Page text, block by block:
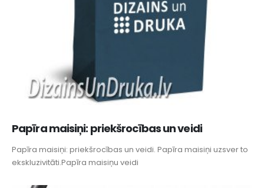
Papīra maisiņi: priekšrocības un veidi
Papīra maisiņi: priekšrocības un veidi. Papīra maisiņi uzsver to
ekskluzivitāti.Papīra maisiņu veidi